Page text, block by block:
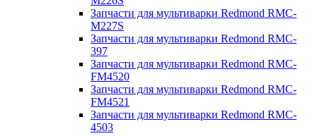
Запчасти для мультиварки Redmond RMC-
M227S
Запчасти для мультиварки Redmond RMC-
397
Запчасти для мультиварки Redmond RMC-
FM4520
Запчасти для мультиварки Redmond RMC-
FM4521
Запчасти для мультиварки Redmond RMC-
4503